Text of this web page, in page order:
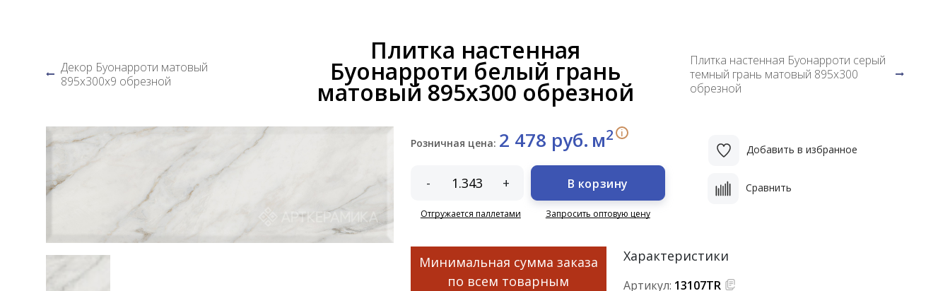
Декор Буонарроти матовый
895х300х9 обрезной
Плитка настенная
Буонарроти белый грань
матовый 895х300 обрезной
Плитка настенная Буонарроти серый
темный грань матовый 895х300
обрезной
Розничная цена: 2 478 руб. м2 i
- +
Отгружается паллетами
В корзину
Запросить оптовую цену
Добавить в избранное
Сравнить
Минимальная сумма заказа
по всем товарным
Характеристики
Артикул: 13107TR